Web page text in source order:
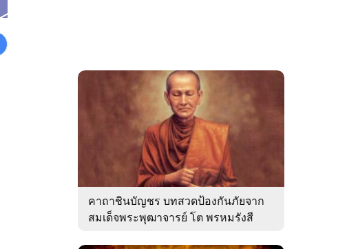
คาถาชินบัญชร บทสวดป้องกันภัยจาก
สมเด็จพระพุฒาจารย์ โต พรหมรังสี